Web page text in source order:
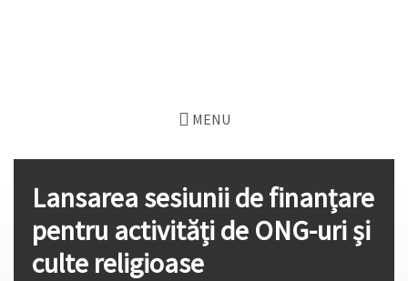
MENU
Lansarea sesiunii de finanțare
pentru activități de ONG-uri și
culte religioase